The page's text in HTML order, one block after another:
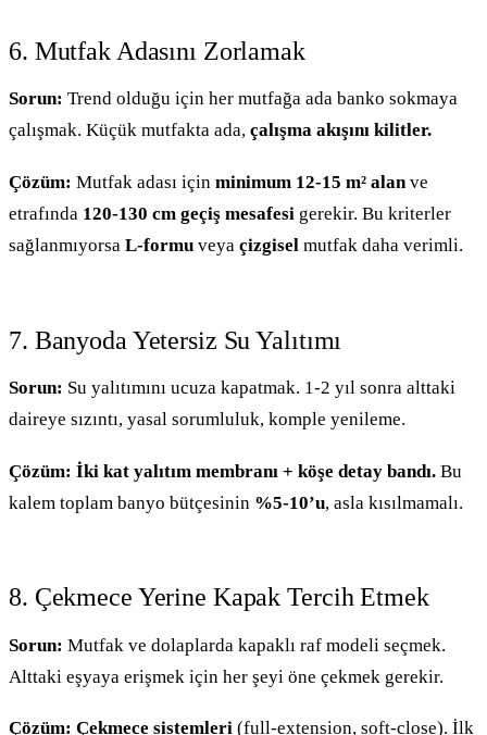
6. Mutfak Adasını Zorlamak
Sorun: Trend olduğu için her mutfağa ada banko sokmaya
çalışmak. Küçük mutfakta ada, çalışma akışını kilitler.
Çözüm: Mutfak adası için minimum 12-15 m² alanve
etrafında 120-130 cm geçiş mesafesi gerekir. Bu kriterler
sağlanmıyorsa L-formu veya çizgisel mutfak daha verimli.
7. Banyoda Yetersiz Su Yalıtımı
Sorun: Su yalıtımını ucuza kapatmak. 1-2 yıl sonra alttaki
daireye sızıntı, yasal sorumluluk, komple yenileme.
Çözüm: İki kat yalıtım membranı + köşe detay bandı. Bu
kalem toplam banyo bütçesinin %5-10’u, asla kısılmamalı.
8. Çekmece Yerine Kapak Tercih Etmek
Sorun: Mutfak ve dolaplarda kapaklı raf modeli seçmek.
Alttaki eşyaya erişmek için her şeyi öne çekmek gerekir.
Çözüm: Çekmece sistemleri (full-extension, soft-close). İlk